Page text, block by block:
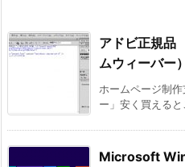
アドビ正規
ムウィーバー
ホームページ制
ー」安く買える
Microsoft